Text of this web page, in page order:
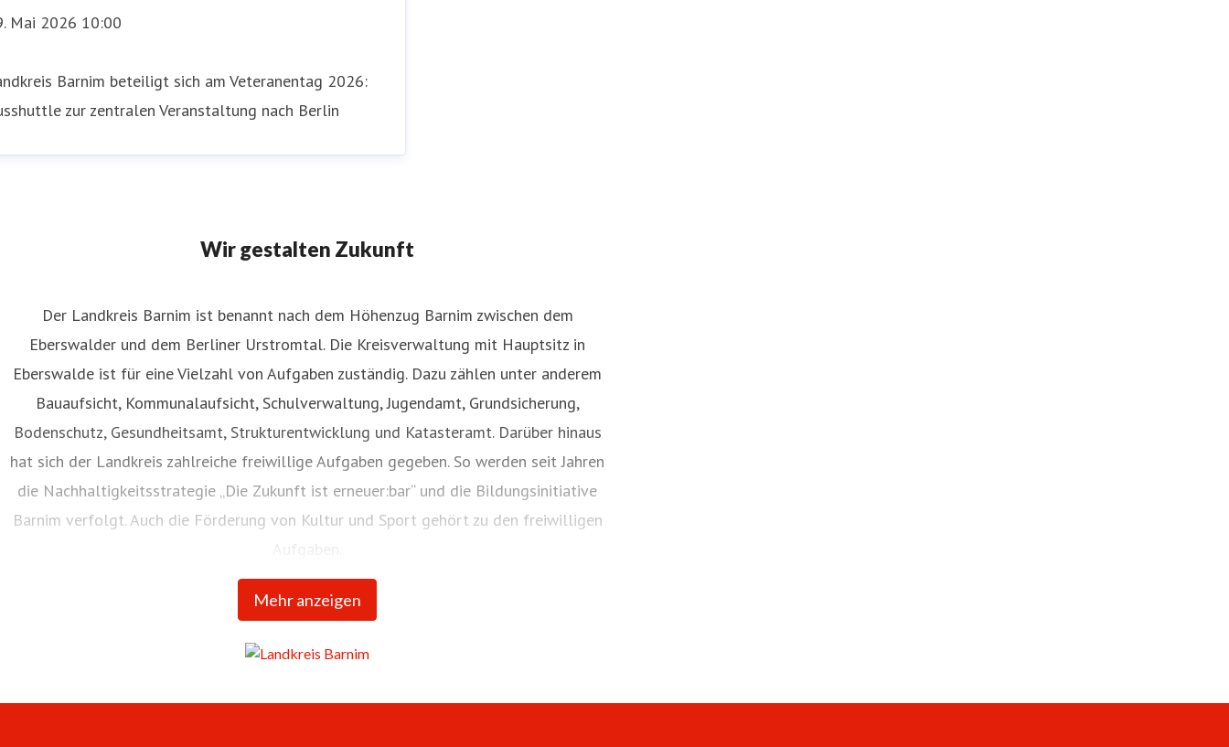
Mai 2026 10:00
Barnim beteiligt sich am Veteranentag 2026:
zur zentralen Veranstaltung nach Berlin
Wir gestalten Zukunft
Mehr anzeigen
Der Landkreis Barnim ist benannt nach dem Höhenzug Barnim zwischen dem
Eberswalder und dem Berliner Urstromtal. Die Kreisverwaltung mit Hauptsitz in
Eberswalde ist für eine Vielzahl von Aufgaben zuständig. Dazu zählen unter anderem
Bauaufsicht, Kommunalaufsicht, Schulverwaltung, Jugendamt, Grundsicherung,
Bodenschutz, Gesundheitsamt, Strukturentwicklung und Katasteramt. Darüber hinaus
hat sich der Landkreis zahlreiche freiwillige Aufgaben gegeben. So werden seit Jahren
die Nachhaltigkeitsstrategie „Die Zukunft ist erneuer:bar“ und die Bildungsinitiative
Barnim verfolgt. Auch die Förderung von Kultur und Sport gehört zu den freiwilligen
Aufgaben.